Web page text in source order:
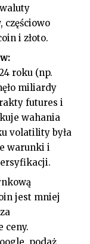
częściowo
i złoto.
roku (np.
miliardy
futures i
wahania
volatility była
warunki i
jest mniej
ceny.